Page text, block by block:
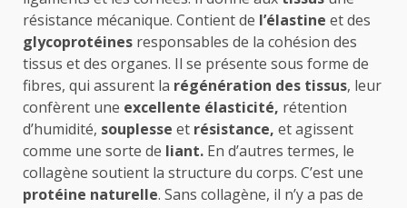
résistance mécanique. Contient de l’élastine et des
glycoprotéines responsables de la cohésion des
tissus et des organes. Il se présente sous forme de
fibres, qui assurent la régénération des tissus, leur
confèrent une excellente élasticité, rétention
d’humidité, souplesse et résistance, et agissent
comme une sorte de liant. En d’autres termes, le
collagène soutient la structure du corps. C’est une
protéine naturelle. Sans collagène, il n’y a pas de